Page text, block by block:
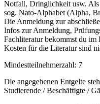
Notfall, Dringlichkeit usw. Als
sog. Nato-Alphabet (Alpha,
Die Anmeldung zur
Infos zur Anmeldung,
Fachliteratur bekommst du
Kosten für die Literatur sind
Mindestteilnehmerzahl: 7
Die angegebenen Entgelte
Studierende / Beschäftigte /